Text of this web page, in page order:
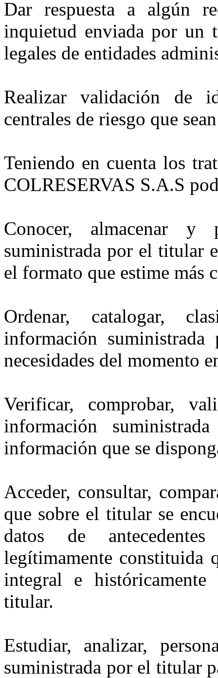
Dar respuesta a algún
inquietud enviada por un
legales de entidades
Realizar validación de
centrales de riesgo que
Teniendo en cuenta los
COLRESERVAS S.A.S
Conocer, almacenar y
suministrada por el titular
el formato que estime más
Ordenar, catalogar,
información
necesidades del momento
Verificar, comprobar,
información
información que se
Acceder, consultar,
que sobre el titular se
datos de
legítimamente constituida
integral e
titular.
Estudiar, analizar,
suministrada por el titular